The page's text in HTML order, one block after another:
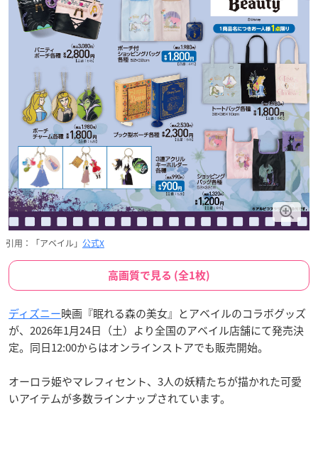
引用：「アベイル」 公式X
高画質で見る (全1枚)
ディズニー映画『眠れる森の美女』とアベイルのコラボグッズ
が、2026年1月24日（土）より全国のアベイル店舗にて発売決
定。同日12:00からはオンラインストアでも販売開始。
オーロラ姫やマレフィセント、3人の妖精たちが描かれた可愛
いアイテムが多数ラインナップされています。